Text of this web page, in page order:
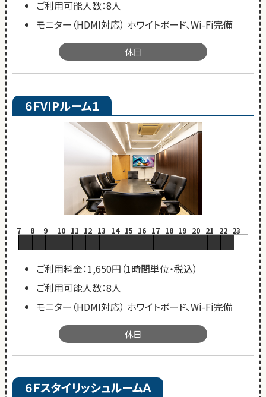
ご利用可能人数：8人
モニター（HDMI対応） ホワイトボード、Wi-Fi完備
休日
６ＦVIPルーム１
7 8 9 10 11 12 13 14 15 16 17 18 19 20 21 22 23
ご利用料金：1,650円（1時間単位・税込）
ご利用可能人数：8人
モニター（HDMI対応） ホワイトボード、Wi-Fi完備
休日
６ＦスタイリッシュルームＡ